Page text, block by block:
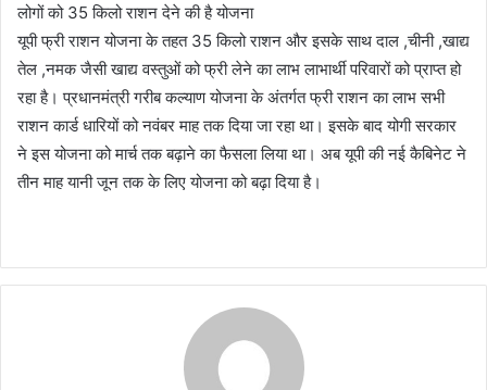
लोगों को 35 किलो राशन देने की है योजना
यूपी फ्री राशन योजना के तहत 35 किलो राशन और इसके साथ दाल ,चीनी ,खाद्य
तेल ,नमक जैसी खाद्य वस्तुओं को फ्री लेने का लाभ लाभार्थी परिवारों को प्राप्त हो
रहा है। प्रधानमंत्री गरीब कल्याण योजना के अंतर्गत फ्री राशन का लाभ सभी
राशन कार्ड धारियों को नवंबर माह तक दिया जा रहा था। इसके बाद योगी सरकार
ने इस योजना को मार्च तक बढ़ाने का फैसला लिया था। अब यूपी की नई कैबिनेट ने
तीन माह यानी जून तक के लिए योजना को बढ़ा दिया है।